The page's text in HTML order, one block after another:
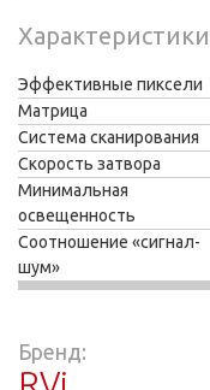
Характеристики
Эффективные пиксели
Матрица
Система сканирования
Скорость затвора
Минимальная
освещенность
Соотношение «сигнал-
шум»
Бренд: